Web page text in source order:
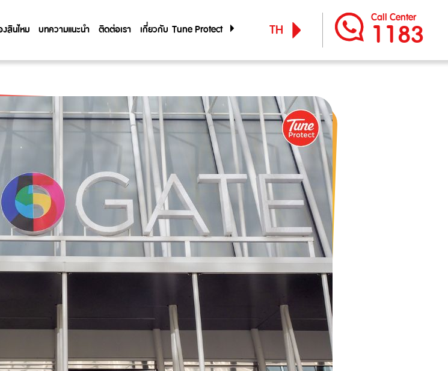
ภัยความเสี่ยงภัยทุกชนิดของเครื่องจักรที่
สินไหม บทความแนะนำ ติดต่อเรา เกี่ยวกับ Tune Protect
รายงานประจำปี
ข้อมูลสำคัญทางการเงิน
TH
EN
Call Center
1183